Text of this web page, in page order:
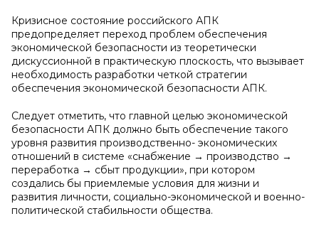
Кризисное состояние российского АПК
предопределяет переход проблем обеспечения
экономической безопасности из теоретически
дискуссионной в практическую плоскость, что вызывает
необходимость разработки четкой стратегии
обеспечения экономической безопасности АПК.
Следует отметить, что главной целью экономической
безопасности АПК должно быть обеспечение такого
уровня развития производственно- экономических
отношений в системе «снабжение → производство →
переработка → сбыт продукции», при котором
создались бы приемлемые условия для жизни и
развития личности, социально-экономической и военно-
политической стабильности общества.